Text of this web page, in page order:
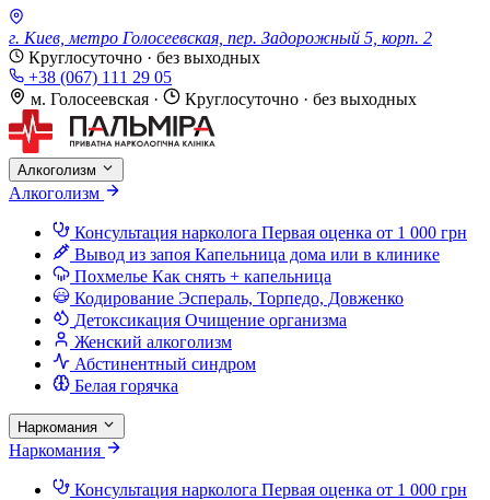
г. Киев, метро Голосеевская, пер. Задорожный 5, корп. 2
Круглосуточно · без выходных
+38 (067) 111 29 05
м. Голосеевская · Круглосуточно · без выходных
Алкоголизм
Алкоголизм
Консультация нарколога Первая оценка от 1 000 грн
Вывод из запоя Капельница дома или в клинике
Похмелье Как снять + капельница
Кодирование Эспераль, Торпедо, Довженко
Детоксикация Очищение организма
Женский алкоголизм
Абстинентный синдром
Белая горячка
Наркомания
Наркомания
Консультация нарколога Первая оценка от 1 000 грн